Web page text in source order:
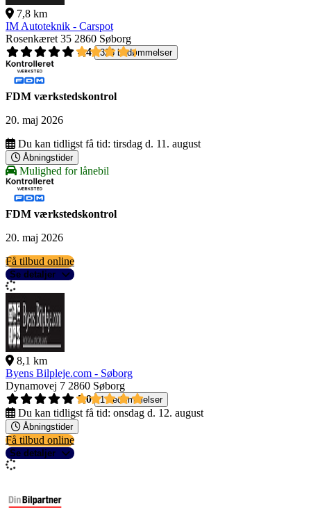
7,8 km
IM Autoteknik - Carspot
Rosenkæret 35 2860 Søborg
4,4
326 bedømmelser
FDM værkstedskontrol
20. maj 2026
Du kan tidligst få tid: tirsdag d. 11. august
Åbningstider
Mulighed for lånebil
FDM værkstedskontrol
20. maj 2026
Få tilbud online
Se detaljer
8,1 km
Byens Bilpleje.com - Søborg
Dynamovej 7 2860 Søborg
5,0
1 bedømmelser
Du kan tidligst få tid: onsdag d. 12. august
Åbningstider
Få tilbud online
Se detaljer